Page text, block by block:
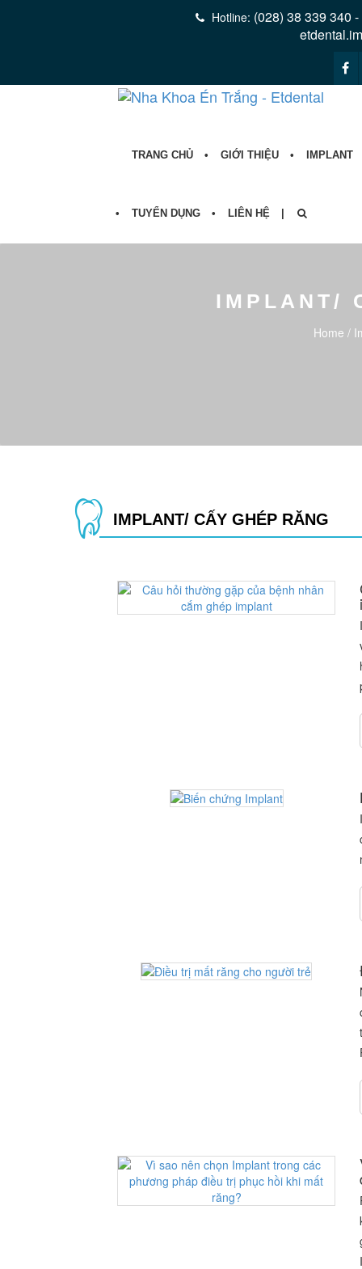
Hotline: (028) 38 339 340
TRANG CHỦ GIỚI THIỆU IMPLANT
TUYỂN DỤNG LIÊN HỆ
IMPLANT/
Home /
IMPLANT/ CẤY GHÉP RĂNG